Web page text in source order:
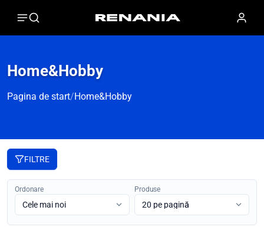
Home&Hobby
Pagina de start/ Home&Hobby
FILTRE
Ordonare Produse